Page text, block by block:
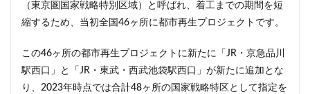
（東京圏国家戦略特別区域）と呼ばれ、着工までの期間を短
縮するため、当初全国46ヶ所に都市再生プロジェクトです。
この46ヶ所の都市再生プロジェクトに新たに「JR・京急品川
駅西口」と「JR・東武・西武池袋駅西口」が新たに追加とな
り、2023年時点では合計48ヶ所の国家戦略特区として指定を